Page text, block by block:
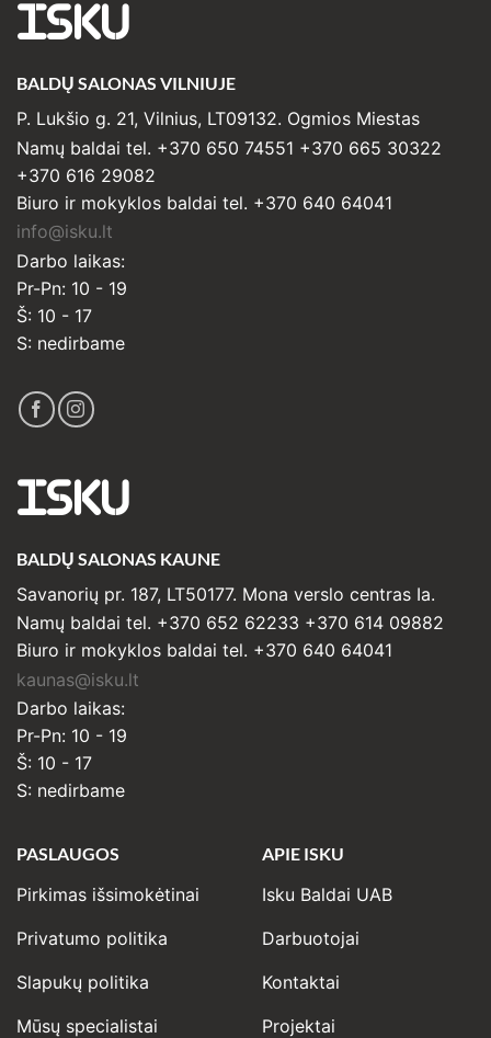
ISKU
BALDŲ SALONAS VILNIUJE
P. Lukšio g. 21, Vilnius, LT09132. Ogmios Miestas
Namų baldai tel. +370 650 74551 +370 665 30322
+370 616 29082
Biuro ir mokyklos baldai tel. +370 640 64041
info@isku.lt
Darbo laikas:
Pr-Pn: 10 - 19
Š: 10 - 17
S: nedirbame
ISKU
BALDŲ SALONAS KAUNE
Savanorių pr. 187, LT50177. Mona verslo centras Ia.
Namų baldai tel. +370 652 62233 +370 614 09882
Biuro ir mokyklos baldai tel. +370 640 64041
kaunas@isku.lt
Darbo laikas:
Pr-Pn: 10 - 19
Š: 10 - 17
S: nedirbame
PASLAUGOS
Pirkimas išsimokėtinai
Privatumo politika
Slapukų politika
Mūsų specialistai
APIE ISKU
Isku Baldai UAB
Darbuotojai
Kontaktai
Projektai